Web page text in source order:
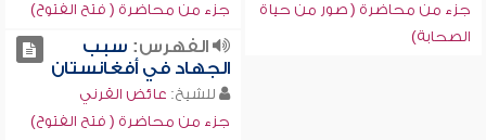
جزء من محاضرة ( صور من حياة
الصحابة)
جزء من محاضرة ( فتح الفتوح)
الفهرس: سبب
الجهاد في أفغانستان
للشيخ: عائض القرني
جزء من محاضرة ( فتح الفتوح)